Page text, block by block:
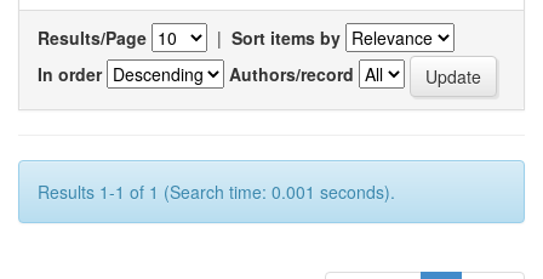
Results/Page | Sort items by
In order
Authors/record
Results 1-1 of 1 (Search time: 0.001 seconds).